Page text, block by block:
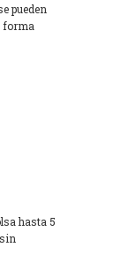
pueden
forma
hasta 5